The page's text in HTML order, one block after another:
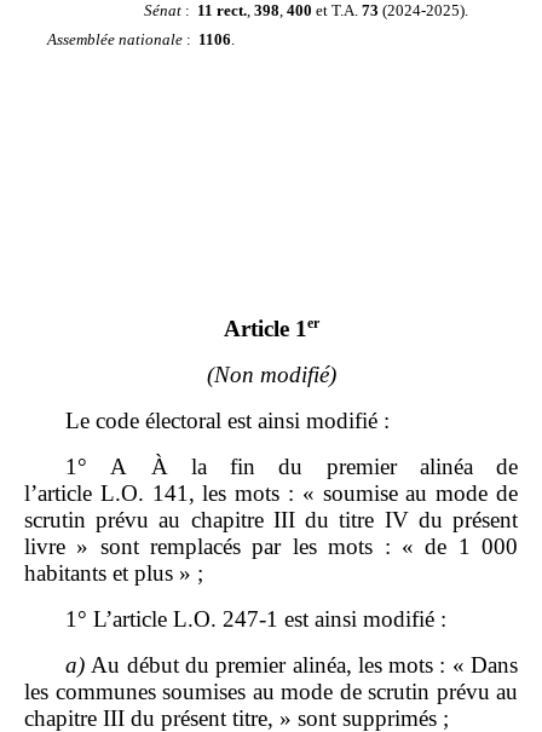
Sénat : 11 rect.,398,400 et T.A. 73 (2024-2025).
Assemblée nationale: 1106.
Article 1 er
(Non modifié)
Le code électoral est ainsi modifié :
1° A
À la fin du premier alinéa de
l’article L.O. 141, les mots : « soumise au mode de
scrutin prévu au chapitre III du titre IV du présent
livre » sont remplacés par les mots : « de 1 000
habitants et plus » ;
1° L’article L.O. 247‑1 est ainsi modifié :
a) Au début du premier alinéa, les mots : « Dans
les communes soumises au mode de scrutin prévu au
chapitre III du présent titre, » sont supprimés ;